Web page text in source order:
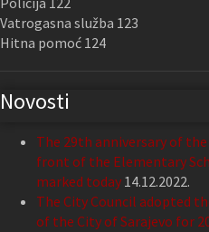
Vatrogasna služba 123
Hitna pomoć 124
Novosti
The 29th anniversary of
front of the Elementary
marked today 14.12.2022.
The City Council adopted
of the City of Sarajevo for